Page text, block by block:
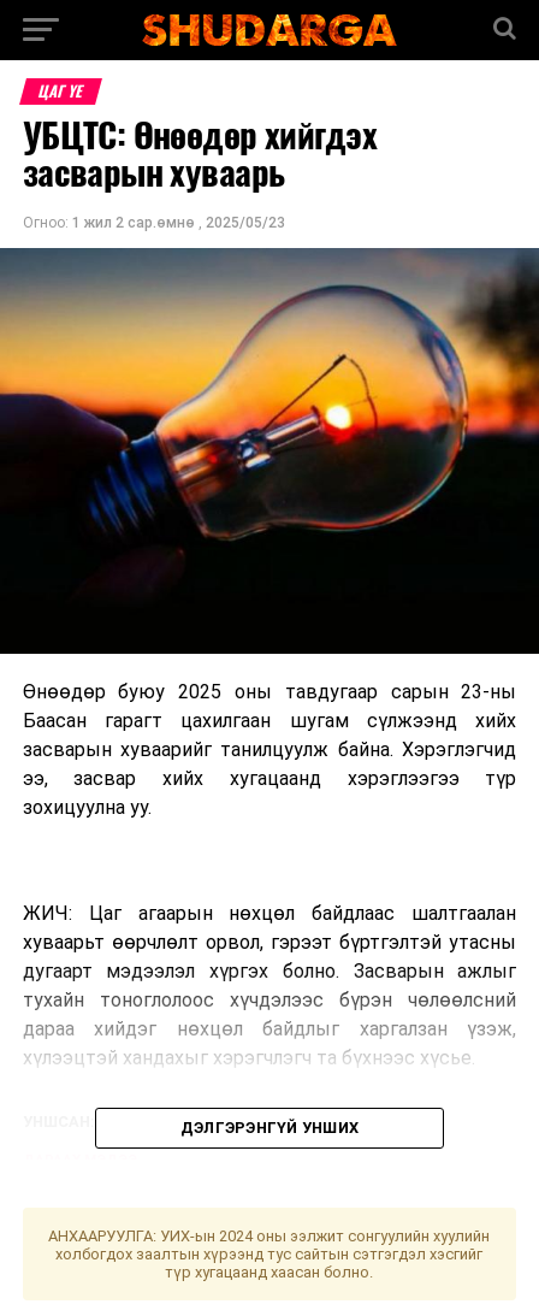
ЦАГ ҮЕ
УБЦТС: Өнөөдөр хийгдэх
засварын хуваарь
Огноо: 1 жил 2 сар.өмнө , 2025/05/23
Өнөөдөр буюу 2025 оны тавдугаар сарын 23-ны
Баасан гарагт цахилгаан шугам сүлжээнд хийх
засварын хуваарийг танилцуулж байна. Хэрэглэгчид
ээ, засвар хийх хугацаанд хэрэглээгээ түр
зохицуулна уу.
ЖИЧ: Цаг агаарын нөхцөл байдлаас шалтгаалан
хуваарьт өөрчлөлт орвол, гэрээт бүртгэлтэй утасны
дугаарт мэдээлэл хүргэх болно. Засварын ажлыг
тухайн тоноглолоос хүчдэлээс бүрэн чөлөөлсний
дараа хийдэг нөхцөл байдлыг харгалзан үзэж,
хүлээцтэй хандахыг хэрэгчлэгч та бүхнээс хүсье.
Улаанбаатарт өдөртөө 24 хэм дулаан
ДЭЛГЭРЭНГҮЙ УНШИХ
АНХААРУУЛГА: УИХ-ын 2024 оны ээлжит сонгуулийн хуулийн
холбогдох заалтын хүрээнд тус сайтын сэтгэгдэл хэсгийг
түр хугацаанд хаасан болно.